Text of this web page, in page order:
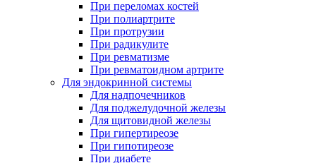
При переломах костей
При полиартрите
При протрузии
При радикулите
При ревматизме
При ревматоидном артрите
Для эндокринной системы
Для надпочечников
Для поджелудочной железы
Для щитовидной железы
При гипертиреозе
При гипотиреозе
При диабете